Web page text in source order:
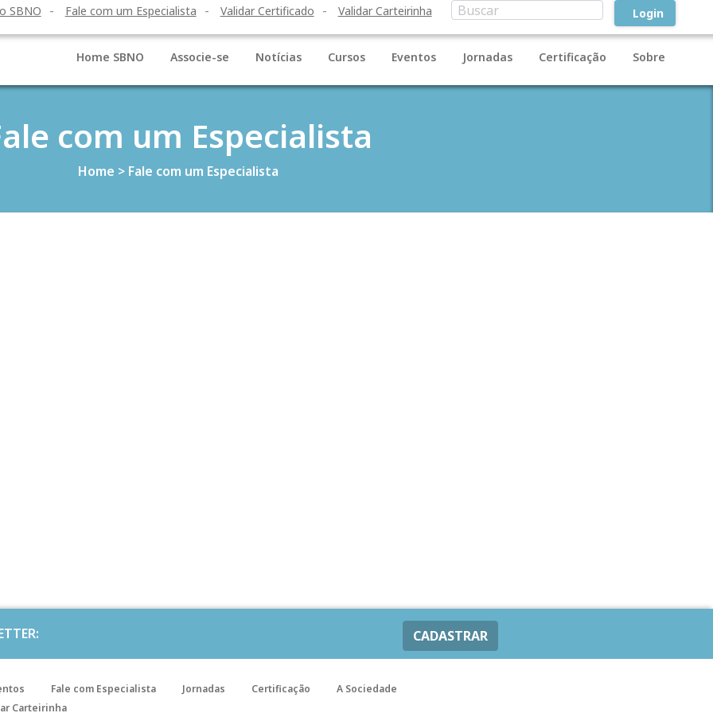
SBNO Fale com um Especialista Validar Certificado Validar Carteirinha Login
Home SBNO Associe-se Notícias Cursos Eventos Jornadas Certificação Sobre
com um Especialista
Home > Fale com um Especialista
CADASTRAR
Fale com Especialista Jornadas Certificação
A Sociedade
Carteirinha